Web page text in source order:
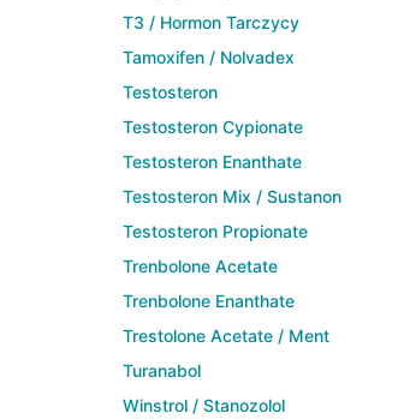
T3 / Hormon Tarczycy
Tamoxifen / Nolvadex
Testosteron
Testosteron Cypionate
Testosteron Enanthate
Testosteron Mix / Sustanon
Testosteron Propionate
Trenbolone Acetate
Trenbolone Enanthate
Trestolone Acetate / Ment
Turanabol
Winstrol / Stanozolol